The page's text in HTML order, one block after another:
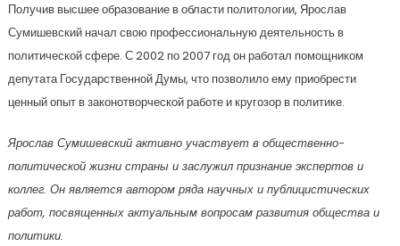
Получив высшее образование в области политологии, Ярослав
Сумишевский начал свою профессиональную деятельность в
политической сфере. С 2002 по 2007 год он работал помощником
депутата Государственной Думы, что позволило ему приобрести
ценный опыт в законотворческой работе и кругозор в политике.
Ярослав Сумишевский активно участвует в общественно-
политической жизни страны и заслужил признание экспертов и
коллег. Он является автором ряда научных и публицистических
работ, посвященных актуальным вопросам развития общества и
политики.